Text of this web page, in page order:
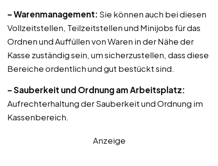
– Warenmanagement: Sie können auch bei diesen
Vollzeitstellen, Teilzeitstellen und Minijobs für das
Ordnen und Auffüllen von Waren in der Nähe der
Kasse zuständig sein, um sicherzustellen, dass diese
Bereiche ordentlich und gut bestückt sind.
– Sauberkeit und Ordnung am Arbeitsplatz:
Aufrechterhaltung der Sauberkeit und Ordnung im
Kassenbereich.
Anzeige